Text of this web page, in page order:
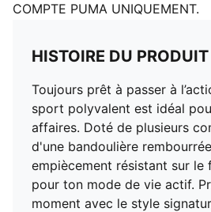
COMPTE PUMA UNIQUEMENT.
HISTOIRE DU PRODUIT
Toujours prêt à passer à
sport polyvalent est idéal
affaires. Doté de plusieurs
d'une bandoulière
empiècement résistant sur
pour ton mode de vie actif.
moment avec le style